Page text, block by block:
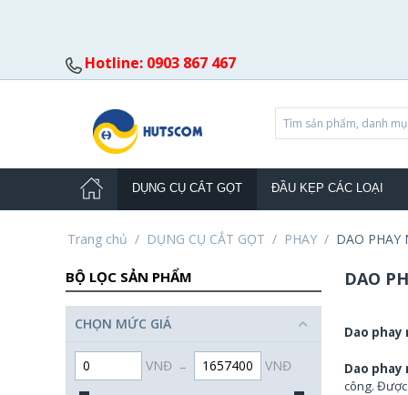
Hotline: 0903 867 467
DỤNG CỤ CẮT GỌT ĐẦU KẸP CÁC LOẠI
Trang chủ / DỤNG CỤ CẮT GỌT / PHAY / DAO PHAY
BỘ LỌC SẢN PHẨM
CHỌN MỨC GIÁ
VNĐ – VNĐ
DAO
Dao phay
Dao
công.